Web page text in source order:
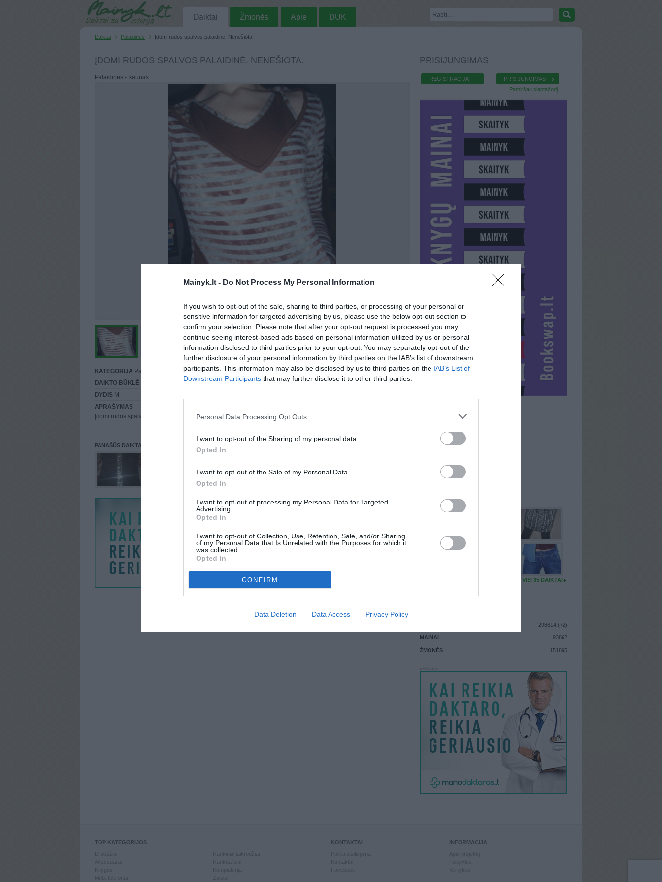
Mainyk.lt - Do Not Process My Personal Information
If you wish to opt-out of the sale, sharing to third parties, or processing of your personal or
sensitive information for targeted advertising by us, please use the below opt-out section to
confirm your selection. Please note that after your opt-out request is processed you may
continue seeing interest-based ads based on personal information utilized by us or personal
information disclosed to third parties prior to your opt-out. You may separately opt-out of the
further disclosure of your personal information by third parties on the IAB’s list of downstream
participants. This information may also be disclosed by us to third parties on the IAB’s List of
Downstream Participants that may further disclose it to other third parties.
Personal Data Processing Opt Outs
I want to opt-out of the Sharing of my personal data.
Opted In
I want to opt-out of the Sale of my Personal Data.
Opted In
I want to opt-out of processing my Personal Data for Targeted
Advertising.
Opted In
I want to opt-out of Collection, Use, Retention, Sale, and/or Sharing
of my Personal Data that Is Unrelated with the Purposes for which it
was collected.
Opted In
CONFIRM
Data Deletion Data Access Privacy Policy
Daiktai Žmonės Apie DUK
Daiktai Palaidinės Įdomi rudos spalvos palaidinė. Nenešiota.
ĮDOMI RUDOS SPALVOS PALAIDINĖ. NENEŠIOTA.
Palaidinės - Kaunas
KATEGORIJA Palaidinės MIESTASKaunas
DAIKTO BŪKLĖ
DYDIS M
APRAŠYMAS
Įdomi rudos spalvos palaidinė. Nenešiota.
PARDUOČIAU UŽ
PANAŠŪS DAIKTAI
PRISIJUNGIMAS
REGISTRACIJA
PRISIJUNGIMAS
Pamiršau slaptažodį
ZIVI07
ATLIKO MAINŲ
DAUGIAU DAIKTŲ
VISI 35 DAIKTAI
298614 (+2)
MAINAI 93862
ŽMONĖS 151895
TOP KATEGORIJOS
Knygos
Mob. telefonai
Kompiuterija
Žaislai
KONTAKTAI
Kontaktai
INFORMACIJA